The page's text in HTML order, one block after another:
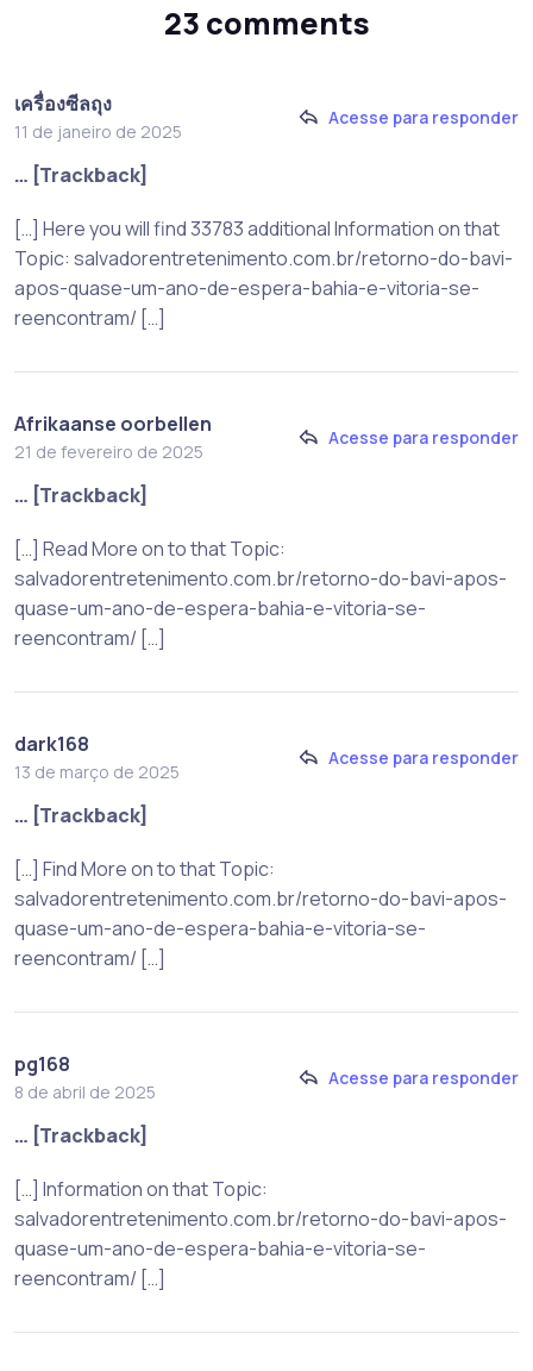
23 comments
เครื่องซีลถุง
11 de janeiro de 2025
Acesse para responder
… [Trackback]
[…] Here you will find 33783 additional Information on that
Topic: salvadorentretenimento.com.br/retorno-do-bavi-
apos-quase-um-ano-de-espera-bahia-e-vitoria-se-
reencontram/ […]
Afrikaanse oorbellen
21 de fevereiro de 2025
Acesse para responder
… [Trackback]
[…] Read More on to that Topic:
salvadorentretenimento.com.br/retorno-do-bavi-apos-
quase-um-ano-de-espera-bahia-e-vitoria-se-
reencontram/ […]
dark168
13 de março de 2025
Acesse para responder
… [Trackback]
[…] Find More on to that Topic:
salvadorentretenimento.com.br/retorno-do-bavi-apos-
quase-um-ano-de-espera-bahia-e-vitoria-se-
reencontram/ […]
pg168
8 de abril de 2025
Acesse para responder
… [Trackback]
[…] Information on that Topic:
salvadorentretenimento.com.br/retorno-do-bavi-apos-
quase-um-ano-de-espera-bahia-e-vitoria-se-
reencontram/ […]